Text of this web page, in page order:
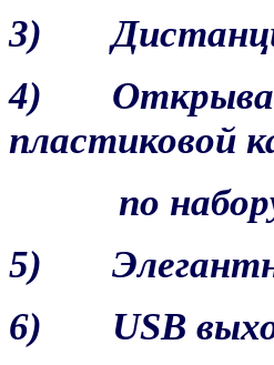
3)
4)
пластиковой
по набору
5)
6) USB